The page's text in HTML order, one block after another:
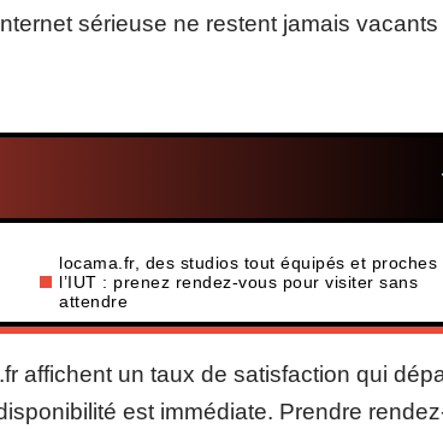
sérieuse ne restent jamais vacants
locama.fr, des studios tout équipés et proches
l’IUT : prenez rendez-vous pour visiter sans
attendre
affichent un taux de satisfaction qui
est immédiate. Prendre